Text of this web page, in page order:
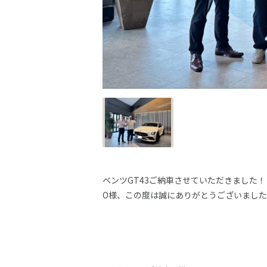
ベンツGT43ご納車させていただきました！
O様、この度は誠にありがとうございまし